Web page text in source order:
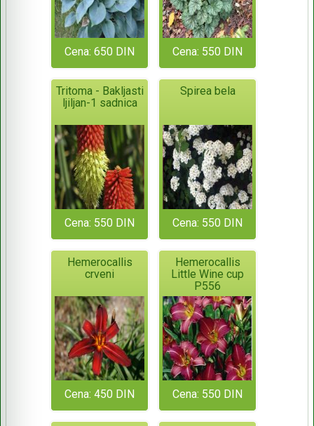
Cena: 650 DIN Cena: 550 DIN
Tritoma - Bakljasti
ljiljan-1 sadnica
Cena: 550 DIN
Spirea bela
Cena: 550 DIN
Hemerocallis
crveni
Cena: 450 DIN
Hemerocallis
Little Wine cup
P556
Cena: 550 DIN